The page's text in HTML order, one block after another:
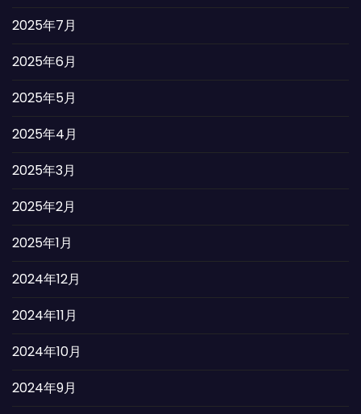
2025年7月
2025年6月
2025年5月
2025年4月
2025年3月
2025年2月
2025年1月
2024年12月
2024年11月
2024年10月
2024年9月